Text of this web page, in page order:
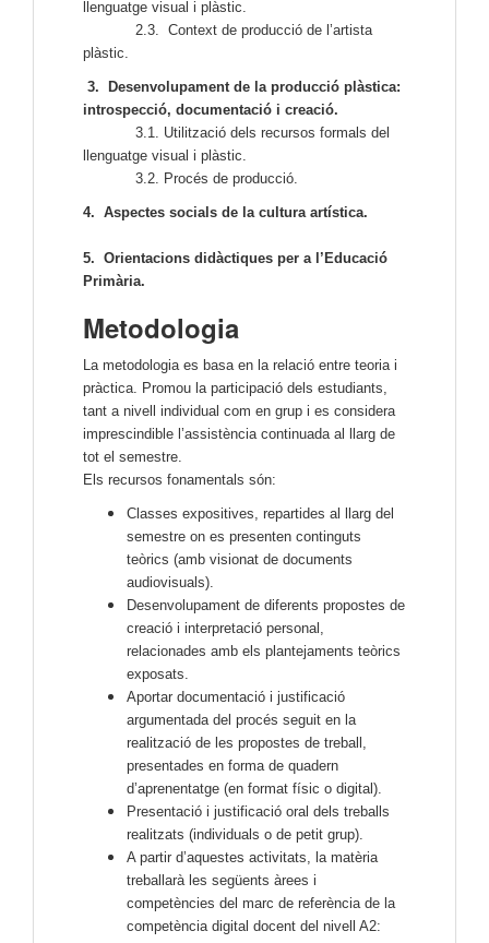
llenguatge visual i plàstic.
2.3. Context de producció de l’artista
plàstic.
3. Desenvolupament de la producció plàstica:
introspecció, documentació i creació.
3.1. Utilització dels recursos formals del
llenguatge visual i plàstic.
3.2. Procés de producció.
4. Aspectes socials de la cultura artística.
5. Orientacions didàctiques per a l’Educació
Primària.
Metodologia
La metodologia es basa en la relació entre teoria i
pràctica. Promou la participació dels estudiants,
tant a nivell individual com en grup i es considera
imprescindible l’assistència continuada al llarg de
tot el semestre.
Els recursos fonamentals són:
Classes expositives, repartides al llarg del
semestre on es presenten continguts
teòrics (amb visionat de documents
audiovisuals).
Desenvolupament de diferents propostes de
creació i interpretació personal,
relacionades amb els plantejaments teòrics
exposats.
Aportar documentació i justificació
argumentada del procés seguit en la
realització de les propostes de treball,
presentades en forma de quadern
d’aprenentatge (en format físic o digital).
Presentació i justificació oral dels treballs
realitzats (individuals o de petit grup).
A partir d’aquestes activitats, la matèria
treballarà les següents àrees i
competències del marc de referència de la
competència digital docent del nivell A2: